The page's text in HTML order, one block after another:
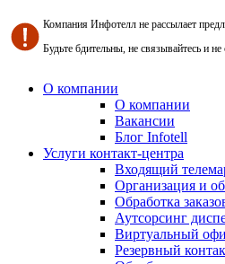
Компания Инфотелл не рассылает
Будьте бдительны, не связывайтесь и
О компании
О компании
Вакансии
Блог Infotell
Услуги контакт-центра
Входящий
Организация и
Обработка
Аутсорсинг
Виртуальный
Резервный